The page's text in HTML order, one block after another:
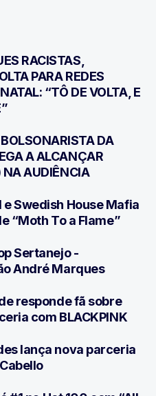
RACISTAS,
PARA REDES
“TÔ DE VOLTA, E
DA
A ALCANÇAR
AUDIÊNCIA
e Swedish House Mafia
“Moth To a Flame”
Sertanejo -
André Marques
responde fã sobre
com BLACKPINK
lança nova parceria